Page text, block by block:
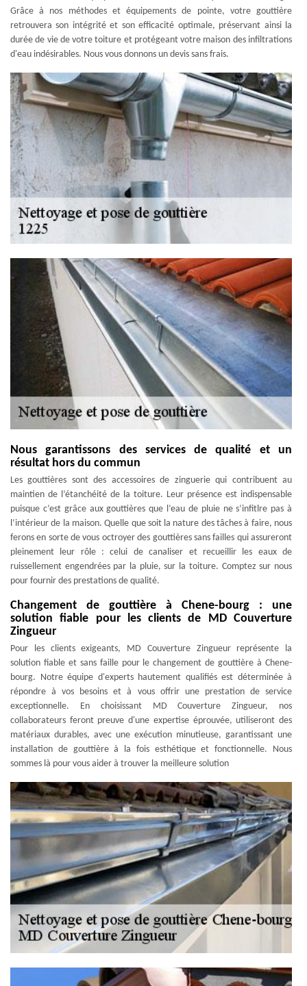
Grâce à nos méthodes et équipements de pointe, votre gouttière
retrouvera son intégrité et son efficacité optimale, préservant ainsi la
durée de vie de votre toiture et protégeant votre maison des infiltrations
d'eau indésirables. Nous vous donnons un devis sans frais.
Nous garantissons des services de qualité et un
résultat hors du commun
Les gouttières sont des accessoires de zinguerie qui contribuent au
maintien de l’étanchéité de la toiture. Leur présence est indispensable
puisque c’est grâce aux gouttières que l’eau de pluie ne s’infitlre pas à
l’intérieur de la maison. Quelle que soit la nature des tâches à faire, nous
ferons en sorte de vous octroyer des gouttières sans failles qui assureront
pleinement leur rôle : celui de canaliser et recueillir les eaux de
ruissellement engendrées par la pluie, sur la toiture. Comptez sur nous
pour fournir des prestations de qualité.
Changement de gouttière à Chene-bourg : une
solution fiable pour les clients de MD Couverture
Zingueur
Pour les clients exigeants, MD Couverture Zingueur représente la
solution fiable et sans faille pour le changement de gouttière à Chene-
bourg. Notre équipe d'experts hautement qualifiés est déterminée à
répondre à vos besoins et à vous offrir une prestation de service
exceptionnelle. En choisissant MD Couverture Zingueur, nos
collaborateurs feront preuve d'une expertise éprouvée, utiliseront des
matériaux durables, avec une exécution minutieuse, garantissant une
installation de gouttière à la fois esthétique et fonctionnelle. Nous
sommes là pour vous aider à trouver la meilleure solution